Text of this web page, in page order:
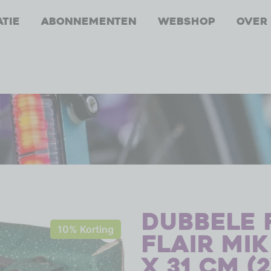
Abonnementen Webshop Over
10% Korting
Flair